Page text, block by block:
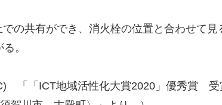
の共有ができ、消火栓の位置と合わせて
。
「「ICT地域活性化大賞2020」優秀賞